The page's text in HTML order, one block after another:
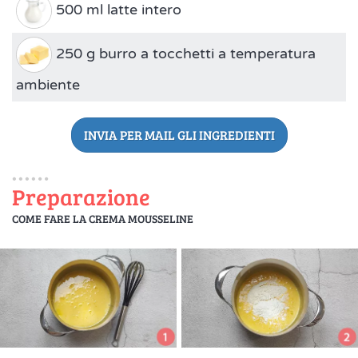
500 ml latte intero
250 g burro a tocchetti a temperatura
ambiente
INVIA PER MAIL GLI INGREDIENTI
Preparazione
COME FARE LA CREMA MOUSSELINE